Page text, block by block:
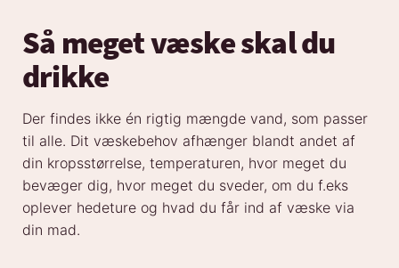
Så meget væske skal du
drikke
Der findes ikke én rigtig mængde vand, som passer
til alle. Dit væskebehov afhænger blandt andet af
din kropsstørrelse, temperaturen, hvor meget du
bevæger dig, hvor meget du sveder, om du f.eks
oplever hedeture og hvad du får ind af væske via
din mad.